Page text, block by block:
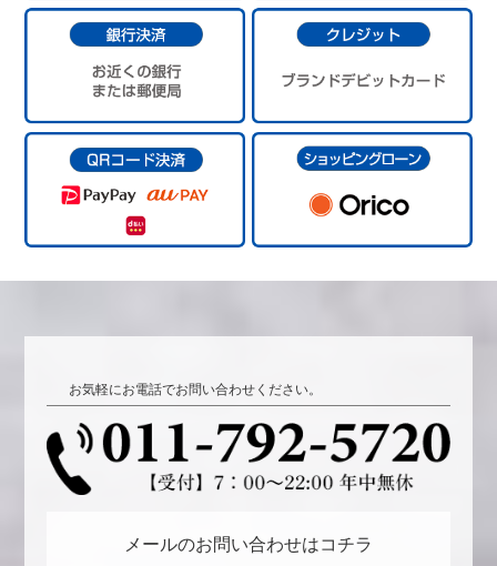
お気軽にお電話でお問い合わせください。
メールのお問い合わせはコチラ